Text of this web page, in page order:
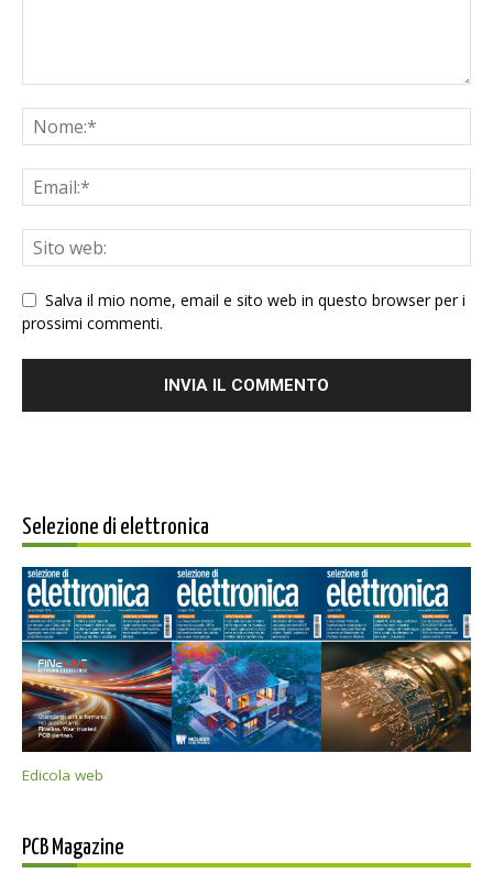
Salva il mio nome, email e sito web in questo browser per i
prossimi commenti.
Selezione di elettronica
Edicola web
PCB Magazine